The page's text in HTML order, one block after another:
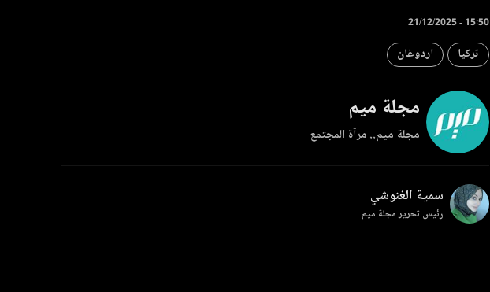
21/12/2025 - 15:50
تركيا اردوغان
مجلة ميم
مجلة ميم.. مرآة المجتمع
سمية الغنوشي
رئيس تحرير مجلة ميم